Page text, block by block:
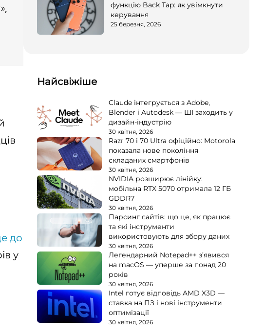
до
у
функцію Back Tap: як увімкнути
керування
25 березня, 2026
Найсвіжіше
Claude інтегрується з Adobe,
Blender і Autodesk — ШІ заходить у
дизайн-індустрію
30 квітня, 2026
Razr 70 і 70 Ultra офіційно: Motorola
показала нове покоління
складаних смартфонів
30 квітня, 2026
NVIDIA розширює лінійку:
мобільна RTX 5070 отримала 12 ГБ
GDDR7
30 квітня, 2026
Парсинг сайтів: що це, як працює
та які інструменти
використовують для збору даних
30 квітня, 2026
Легендарний Notepad++ з’явився
на macOS — уперше за понад 20
років
30 квітня, 2026
Intel готує відповідь AMD X3D —
ставка на ПЗ і нові інструменти
оптимізації
30 квітня, 2026